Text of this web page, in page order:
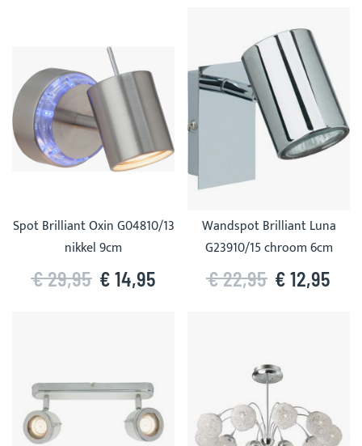
Spot Brilliant Oxin G04810/13
nikkel 9cm
€ 14,95
€ 29,95
Wandspot Brilliant Luna
G23910/15 chroom 6cm
€ 12,95
€ 22,95